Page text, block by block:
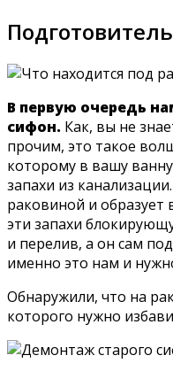
В первую очередь
сифон. Как, вы не
прочим, это такое
которому в вашу
запахи из
раковиной и образует
эти запахи
и перелив, а он сам
именно это нам и
Обнаружили, что на
которого нужно